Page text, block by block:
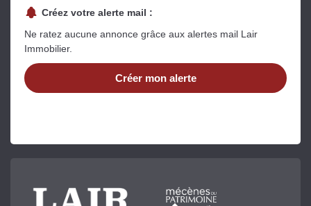
Créez votre alerte mail :
Ne ratez aucune annonce grâce aux alertes mail Lair
Immobilier.
Créer mon alerte